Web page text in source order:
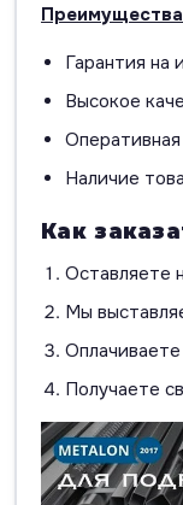
Гарантия на
Высокое
Наличие
Как
Оставляете
Мы
Получаете